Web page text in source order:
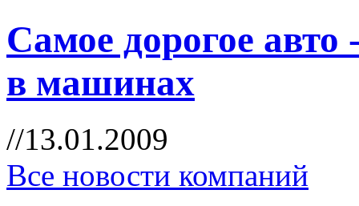
Самое дорогое авто
в машинах
//13.01.2009
Все новости компаний